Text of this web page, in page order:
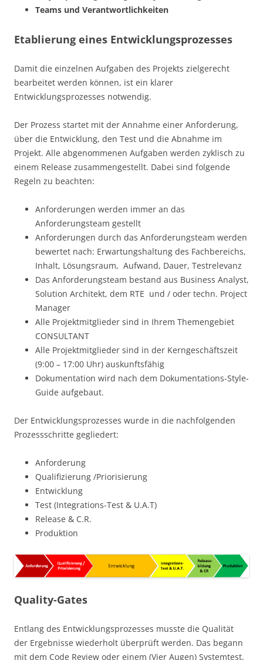
Teams und Verantwortlichkeiten
Etablierung eines Entwicklungsprozesses
Damit die einzelnen Aufgaben des Projekts zielgerecht
bearbeitet werden können, ist ein klarer
Entwicklungsprozesses notwendig.
Der Prozess startet mit der Annahme einer Anforderung,
über die Entwicklung, den Test und die Abnahme im
Projekt. Alle abgenommenen Aufgaben werden zyklisch zu
einem Release zusammengestellt. Dabei sind folgende
Regeln zu beachten:
Anforderungen werden immer an das
Anforderungsteam gestellt
Anforderungen durch das Anforderungsteam werden
bewertet nach: Erwartungshaltung des Fachbereichs,
Inhalt, Lösungsraum, Aufwand, Dauer, Testrelevanz
Das Anforderungsteam bestand aus Business Analyst,
Solution Architekt, dem RTE und / oder techn. Project
Manager
Alle Projektmitglieder sind in Ihrem Themengebiet
CONSULTANT
Alle Projektmitglieder sind in der Kerngeschäftszeit
(9:00 – 17:00 Uhr) auskunftsfähig
Dokumentation wird nach dem Dokumentations-Style-
Guide aufgebaut.
Der Entwicklungsprozesses wurde in die nachfolgenden
Prozessschritte gegliedert:
Anforderung
Qualifizierung /Priorisierung
Entwicklung
Test (Integrations-Test & U.A.T)
Release & C.R.
Produktion
Quality-Gates
Entlang des Entwicklungsprozesses musste die Qualität
der Ergebnisse wiederholt überprüft werden. Das begann
mit dem Code Review oder einem (Vier Augen) Systemtest,